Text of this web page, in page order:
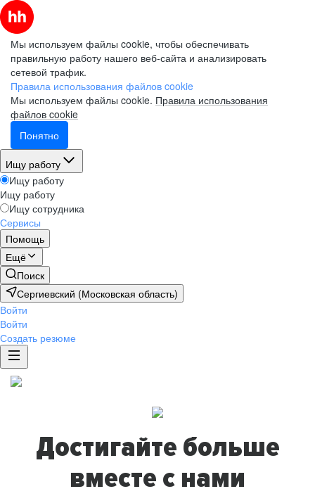
Мы используем файлы cookie, чтобы обеспечивать
правильную работу нашего веб-сайта и анализировать
сетевой трафик.
Правила использования файлов cookie
Мы используем файлы cookie. Правила использования
файлов cookie
Понятно
Ищу работу
Ищу работу
Ищу работу
Ищу сотрудника
Сервисы
Помощь
Ещё
Поиск
Сергиевский (Московская область)
Войти
Войти
Создать резюме
Достигайте больше
вместе с нами